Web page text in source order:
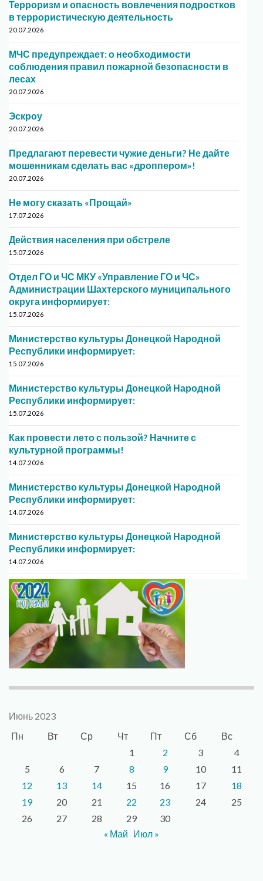
Терроризм и опасность вовлечения подростков
в террористическую деятельность
20.07.2026
МЧС предупреждает: о необходимости
соблюдения правил пожарной безопасности в
лесах
20.07.2026
Эскроу
20.07.2026
Предлагают перевести чужие деньги? Не дайте
мошенникам сделать вас «дроппером»!
20.07.2026
Не могу сказать «Прощай»
17.07.2026
Действия населения при обстреле
15.07.2026
Отдел ГО и ЧС МКУ «Управление ГО и ЧС»
Администрации Шахтерского муниципального
округа информирует:
15.07.2026
Министерство культуры Донецкой Народной
Республики информирует:
15.07.2026
Министерство культуры Донецкой Народной
Республики информирует:
15.07.2026
Как провести лето с пользой? Начните с
культурной программы!
14.07.2026
Министерство культуры Донецкой Народной
Республики информирует:
14.07.2026
Министерство культуры Донецкой Народной
Республики информирует:
14.07.2026
Июнь 2023
Пн
Вт Ср Чт Пт Сб
Вс
1
2 3
4
5
6 7 8 9 10
11
12
13 14 15 16 17
18
19
20 21 22 23 24
25
26
27 28 29
30
« Май Июл »